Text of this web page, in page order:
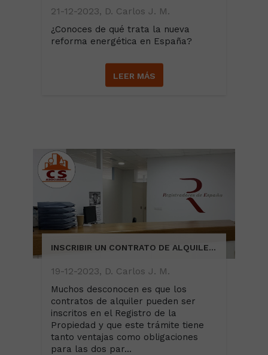
21-12-2023, D. Carlos J. M.
¿Conoces de qué trata la nueva
reforma energética en España?
LEER MÁS
INSCRIBIR UN CONTRATO DE ALQUILER EN EL REGISTRO DE LA PROPIEDAD
19-12-2023, D. Carlos J. M.
Muchos desconocen es que los
contratos de alquiler pueden ser
inscritos en el Registro de la
Propiedad y que este trámite tiene
tanto ventajas como obligaciones
para las dos par...